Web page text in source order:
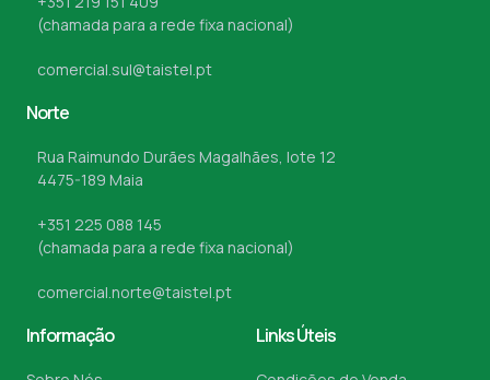
(chamada para a rede fixa nacional)
comercial.sul@taistel.pt
Norte
Rua Raimundo Durães Magalhães, lote 12
4475-189 Maia
+351 225 088 145
(chamada para a rede fixa nacional)
comercial.norte@taistel.pt
Informação Links Úteis